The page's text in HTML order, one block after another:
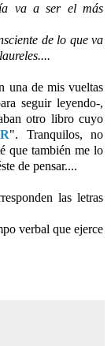
va a ser el más
de lo que va
una de mis vueltas
seguir leyendo-,
otro libro cuyo
". Tranquilos, no
que también me lo
de pensar....
las letras
verbal que ejerce